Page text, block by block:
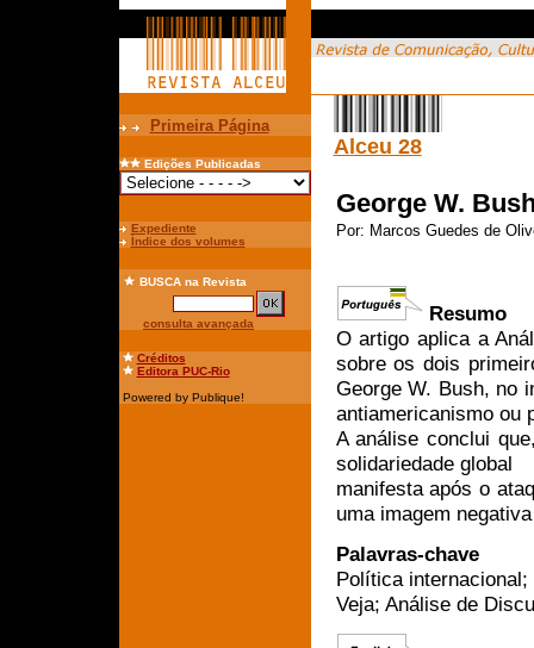
Primeira Página
Edições Publicadas
Expediente
Índice dos volumes
BUSCAna Revista
consulta avançada
Créditos
Editora PUC-Rio
Powered by Publique!
Alceu 28
George W.
Por: Marcos Guedes de
Resumo
O artigo aplica a
sobre os dois
George W. Bush, no
antiamericanismo ou
A análise conclui
solidariedade global
manifesta após o
uma imagem
Palavras-chave
Política
Veja; Análise de